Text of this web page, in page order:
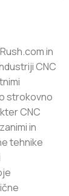
in
CNC
strokovno
CNC
in
tehnike